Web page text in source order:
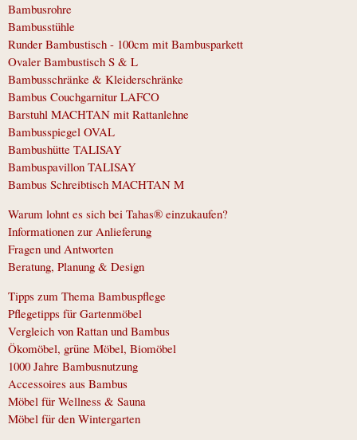
Bambusrohre
Bambusstühle
Runder Bambustisch - 100cm mit Bambusparkett
Ovaler Bambustisch S & L
Bambusschränke & Kleiderschränke
Bambus Couchgarnitur LAFCO
Barstuhl MACHTAN mit Rattanlehne
Bambusspiegel OVAL
Bambushütte TALISAY
Bambuspavillon TALISAY
Bambus Schreibtisch MACHTAN M
Warum lohnt es sich bei Tahas® einzukaufen?
Informationen zur Anlieferung
Fragen und Antworten
Beratung, Planung & Design
Tipps zum Thema Bambuspflege
Pflegetipps für Gartenmöbel
Vergleich von Rattan und Bambus
Ökomöbel, grüne Möbel, Biomöbel
1000 Jahre Bambusnutzung
Accessoires aus Bambus
Möbel für Wellness & Sauna
Möbel für den Wintergarten